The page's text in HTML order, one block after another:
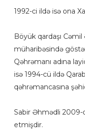
1992-ci ildə isə ona
Böyük qardaşı
müharibəsində
Qəhrəmanı adına
isə 1994-cü ildə
qəhrəmancasına
Sabir Əhmədli 2009-
etmişdir.